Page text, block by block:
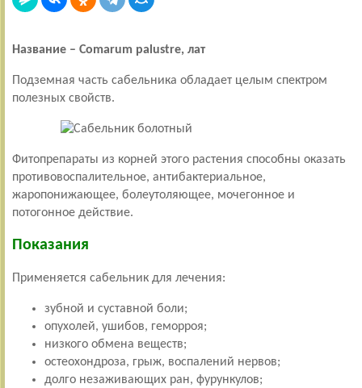
Название – Comarum palustre, лат
Подземная часть сабельника обладает целым спектром
полезных свойств.
Фитопрепараты из корней этого растения способны оказать
противовоспалительное, антибактериальное,
жаропонижающее, болеутоляющее, мочегонное и
потогонное действие.
Показания
Применяется сабельник для лечения:
зубной и суставной боли;
опухолей, ушибов, геморроя;
низкого обмена веществ;
остеохондроза, грыж, воспалений нервов;
долго незаживающих ран, фурункулов;